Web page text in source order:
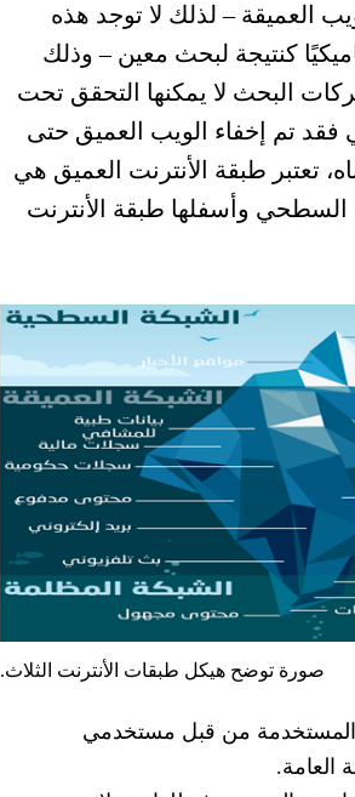
العميقة – لذلك لا توجد هذه
كنتيجة لبحث معين – وذلك
البحث لا يمكنها التحقق تحت
تم إخفاء الويب العميق حتى
تعتبر طبقة الأنترنت العميق هي
السطحي وأسفلها طبقة الأنترنت
صورة توضح هيكل طبقات الأنترنت الثلاث.
من قبل مستخدمي
العامة.